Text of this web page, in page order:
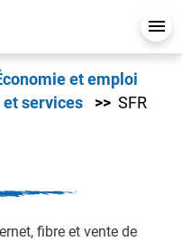
et emploi
services
SFR
fibre et vente de